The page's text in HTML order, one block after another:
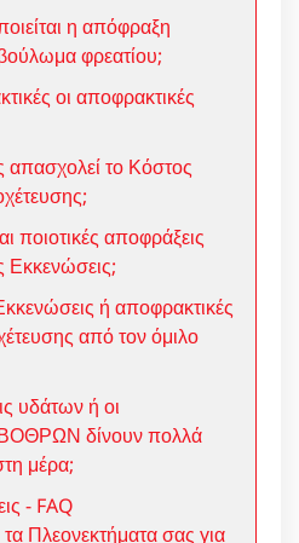
η απόφραξη
φρεατίου;
οι αποφρακτικές
το Κόστος
ποιοτικές αποφράξεις
Εκκενώσεις;
Εκκενώσεις ή αποφρακτικές
από τον όμιλο
υδάτων ή οι
δίνουν πολλά
μέρα;
- FAQ
τα Πλεονεκτήματα σας για